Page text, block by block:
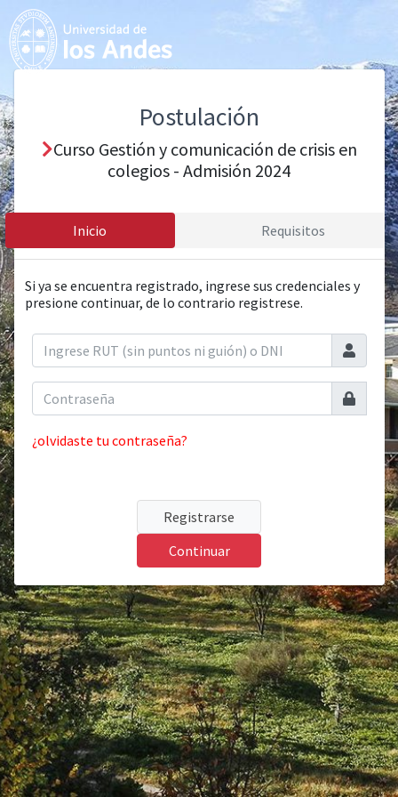
Postulación
Curso Gestión y comunicación de crisis en
colegios - Admisión 2024
Inicio Requisitos
Si ya se encuentra registrado, ingrese sus credenciales y
presione continuar, de lo contrario registrese.
¿olvidaste tu contraseña?
Registrarse
Continuar